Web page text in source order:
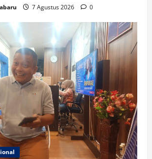
7 Agustus 2026 0